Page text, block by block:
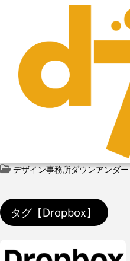
デザイン事務所ダウンアンダー
タグ【Dropbox】